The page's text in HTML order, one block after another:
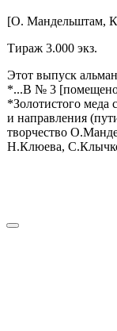
[О. Мандельштам,
Тираж 3.000 экз.
Этот выпуск
*...В № 3
*Золотистого
и направления
творчество
Н.Клюева,